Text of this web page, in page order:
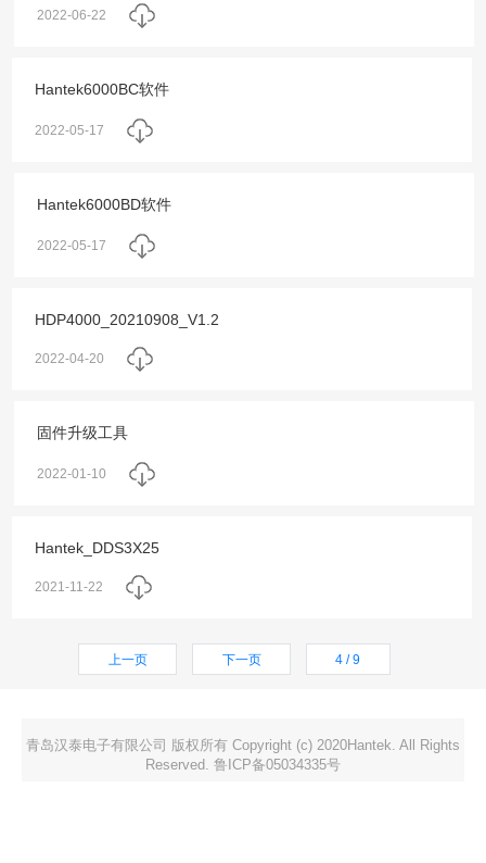
2022-06-22
Hantek6000BC软件
2022-05-17
Hantek6000BD软件
2022-05-17
HDP4000_20210908_V1.2
2022-04-20
固件升级工具
2022-01-10
Hantek_DDS3X25
2021-11-22
上一页 下一页 4 / 9
青岛汉泰电子有限公司 版权所有 Copyright (c) 2020Hantek. All Rights
Reserved. 鲁ICP备05034335号